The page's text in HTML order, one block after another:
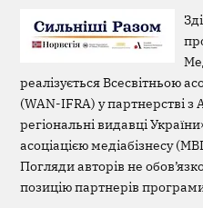
реалізується Всесвітньою
(WAN-IFRA) у партнерстві з
регіональні видавці
асоціацією медіабізнесу
Погляди авторів не
позицію партнерів